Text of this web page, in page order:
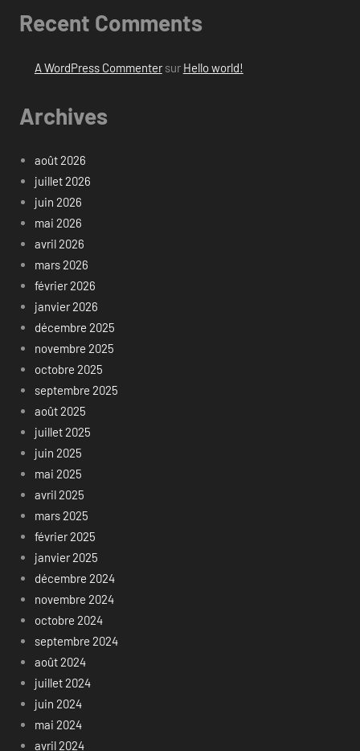
Recent Comments
A WordPress Commentersur Hello world!
Archives
août 2026
juillet 2026
juin 2026
mai 2026
avril 2026
mars 2026
février 2026
janvier 2026
décembre 2025
novembre 2025
octobre 2025
septembre 2025
août 2025
juillet 2025
juin 2025
mai 2025
avril 2025
mars 2025
février 2025
janvier 2025
décembre 2024
novembre 2024
octobre 2024
septembre 2024
août 2024
juillet 2024
juin 2024
mai 2024
avril 2024